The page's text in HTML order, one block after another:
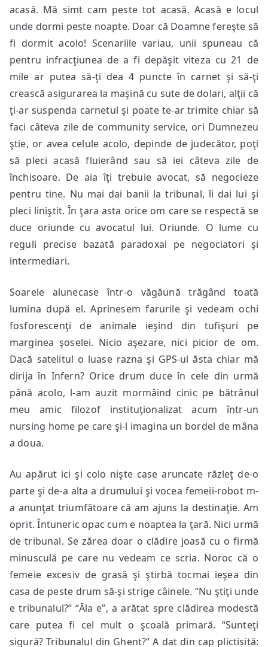
acasă. Mă simt cam peste tot acasă. Acasă e locul
unde dormi peste noapte. Doar că Doamne fereşte să
fi dormit acolo! Scenariile variau, unii spuneau că
pentru infracţiunea de a fi depăşit viteza cu 21 de
mile ar putea să-ţi dea 4 puncte în carnet şi să-ţi
crească asigurarea la maşină cu sute de dolari, alţii că
ţi-ar suspenda carnetul şi poate te-ar trimite chiar să
faci câteva zile de community service, ori Dumnezeu
ştie, or avea celule acolo, depinde de judecător, poţi
să pleci acasă fluierând sau să iei câteva zile de
închisoare. De aia îţi trebuie avocat, să negocieze
pentru tine. Nu mai dai banii la tribunal, îi dai lui şi
pleci liniştit. În ţara asta orice om care se respectă se
duce oriunde cu avocatul lui. Oriunde. O lume cu
reguli precise bazată paradoxal pe negociatori şi
intermediari.
Soarele alunecase într-o văgăună trăgând toată
lumina după el. Aprinesem farurile şi vedeam ochi
fosforescenţi de animale ieşind din tufişuri pe
marginea şoselei. Nicio aşezare, nici picior de om.
Dacă satelitul o luase razna şi GPS-ul ăsta chiar mă
dirija în Infern? Orice drum duce în cele din urmă
până acolo, l-am auzit mormâind cinic pe bătrânul
meu amic filozof instituţionalizat acum într-un
nursing home pe care şi-l imagina un bordel de mâna
a doua.
Au apărut ici şi colo nişte case aruncate răzleţ de-o
parte şi de-a alta a drumului şi vocea femeii-robot m-
a anunţat triumfătoare că am ajuns la destinaţie. Am
oprit. Întuneric opac cum e noaptea la ţară. Nici urmă
de tribunal. Se zărea doar o clădire joasă cu o firmă
minusculă pe care nu vedeam ce scria. Noroc că o
femeie excesiv de grasă şi ştirbă tocmai ieşea din
casa de peste drum să-şi strige câinele. “Nu ştiţi unde
e tribunalul?” “Ăla e”, a arătat spre clădirea modestă
care putea fi cel mult o şcoală primară. “Sunteţi
sigură? Tribunalul din Ghent?“ A dat din cap plictisită: